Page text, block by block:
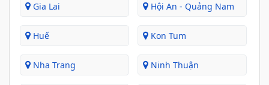
Gia Lai Hội An - Quảng Nam
Huế Kon Tum
Nha Trang Ninh Thuận